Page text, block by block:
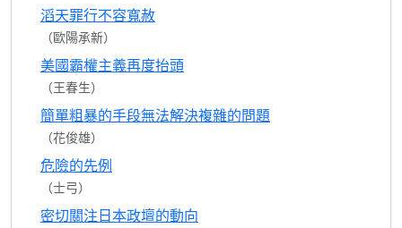
滔天罪行不容寬赦
（歐陽承新）
美國霸權主義再度抬頭
（王春生）
簡單粗暴的手段無法解決複雜的問題
（花俊雄）
危險的先例
（士弓）
密切關注日本政壇的動向